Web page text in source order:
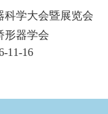
科学大会暨展览会
形器学会
11-16